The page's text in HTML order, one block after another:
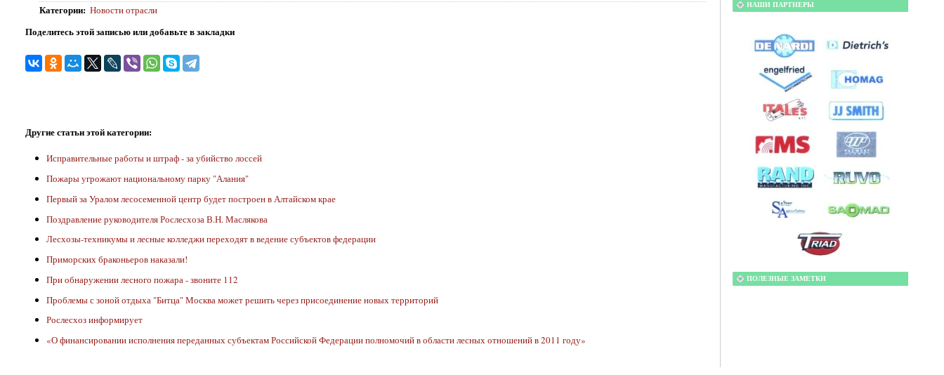
Категории: Новости отрасли
Поделитесь этой записью или добавьте в закладки
Другие статьи этой категории:
Исправительные работы и штраф - за убийство лоссей
Пожары угрожают национальному парку "Алания"
Первый за Уралом лесосеменной центр будет построен в Алтайском крае
Поздравление руководителя Рослесхоза В.Н. Маслякова
Лесхозы-техникумы и лесные колледжи переходят в ведение субъектов федерации
Приморских браконьеров наказали!
При обнаружении лесного пожара - звоните 112
Проблемы с зоной отдыха "Битца" Москва может решить через присоединение новых территорий
Рослесхоз информирует
«О финансировании исполнения переданных субъектам Российской Федерации полномочий в области лесных отношений в 2011 году»
НАШИ ПАРТНЕРЫ
ПОЛЕЗНЫЕ ЗАМЕТКИ